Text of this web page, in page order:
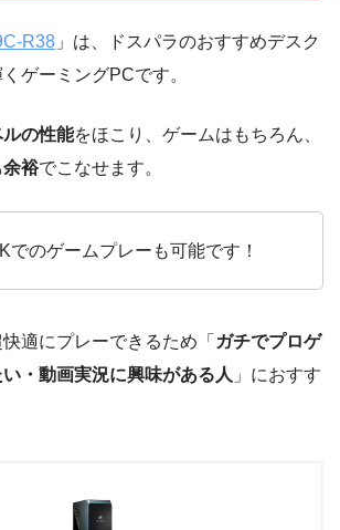
R38 」は、ドスパラのおすすめデスク
ゲーミングPCです。
の性能をほこり、ゲームはもちろん、
裕でこなせます。
でのゲームプレーも可能です！
適にプレーできるため「 ガチでプロゲ
・動画実況に興味がある人 」におすす